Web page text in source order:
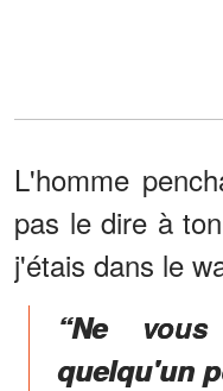
L'homme
pas le dire à
j'étais dans le
“Ne
quelqu'un